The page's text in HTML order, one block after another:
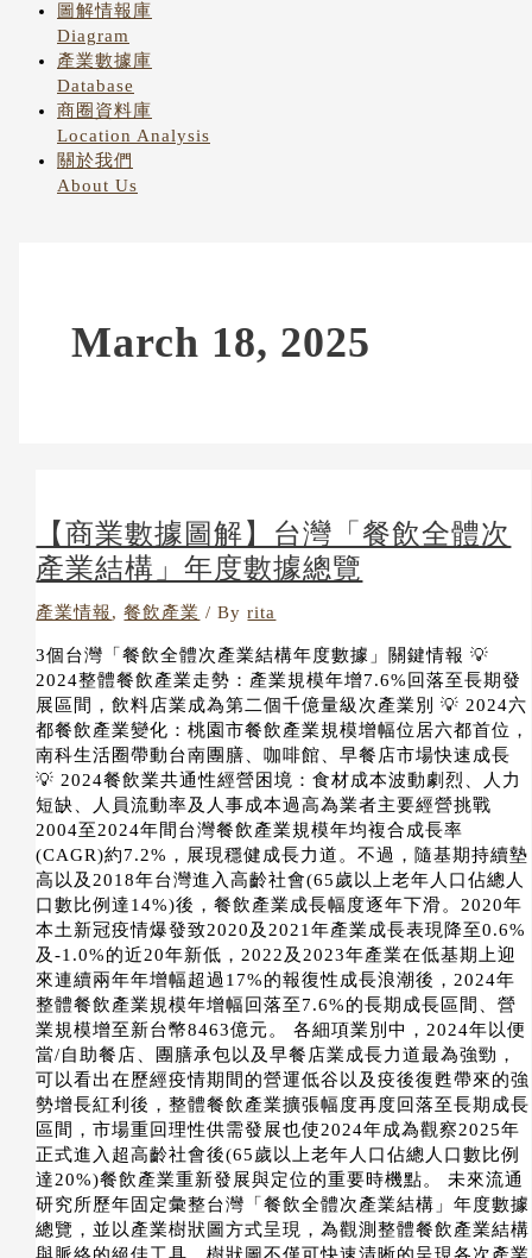
圖解情報庫
Diagram
產業數據庫
Database
商圈資料庫
Location Analysis
關於我們
About Us
March 18, 2025
【商業數據圖解】台灣「餐飲全體次
產業結構」年度數據總覽
產業情報,餐飲產業 / Byrita
3個台灣「餐飲全體次產業結構年度數據」關鍵情報 💡
2024整體餐飲產業走勢：產業規模年增7.6%回落至長期發
展區間，飲料店業成為第二個千億量級次產業別 💡 2024六
都餐飲產業變化：桃園市餐飲產業規模增幅位居六都首位，
南科生活圈帶動台南團膳、咖啡館、早餐店市場快速成長
💡 2024餐飲業共通性經營困境：食材成本波動劇烈、人力
短缺、人員流動率及人事成本過高為業者主要經營挑戰
2004至2024年間台灣餐飲產業規模年均複合成長率
(CAGR)約7.2%，展現穩健成長力道。不過，隨基期持續墊
高以及2018年台灣進入高齡社會(65歲以上老年人口佔總人
口數比例達14%)後，餐飲產業成長幅度逐年下滑。2020年
本土新冠疫情爆發致2020及2021年產業成長表現降至0.6%
及-1.0%的近20年新低，2022及2023年產業在低基期上迎
來連續兩年年增幅超過17%的報復性成長浪潮後，2024年
整體餐飲產業規模年增幅回落至7.6%的長期成長區間、營
業規模增至新台幣8463億元。 各細項業別中，2024年以便
當/自助餐店、團膳承包以及早餐店業成長力道最為強勁，
可以看出在歷經疫情期間的營運低谷以及疫後復甦帶來的強
勢增長紅利後，整體餐飲產業擴張幅度再度回落至長期成長
區間，市場重回理性供需發展也使2024年成為觀察2025年
正式進入超高齡社會後(65歲以上老年人口佔總人口數比例
達20%)餐飲產業重新發展與定位的重要時機點。 未來流通
研究所歷年固定彙整台灣「餐飲全體次產業結構」年度數據
總覽，並以產業樹狀圖方式呈現，為觀測整體餐飲產業結構
與脈絡的絕佳工具。樹狀圖不僅可快速清晰的呈現各次產業